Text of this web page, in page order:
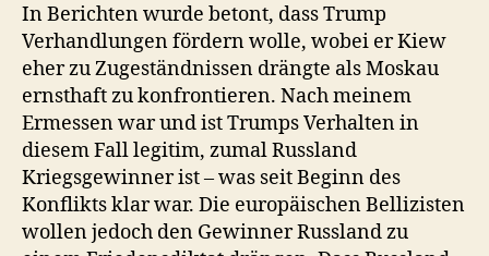
In Berichten wurde betont, dass Trump
Verhandlungen fördern wolle, wobei er Kiew
eher zu Zugeständnissen drängte als Moskau
ernsthaft zu konfrontieren. Nach meinem
Ermessen war und ist Trumps Verhalten in
diesem Fall legitim, zumal Russland
Kriegsgewinner ist – was seit Beginn des
Konflikts klar war. Die europäischen Bellizisten
wollen jedoch den Gewinner Russland zu